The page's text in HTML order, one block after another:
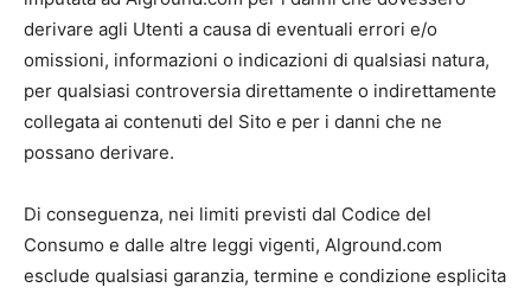
derivare agli Utenti a causa di eventuali errori e/o
omissioni, informazioni o indicazioni di qualsiasi natura,
per qualsiasi controversia direttamente o indirettamente
collegata ai contenuti del Sito e per i danni che ne
possano derivare.
Di conseguenza, nei limiti previsti dal Codice del
Consumo e dalle altre leggi vigenti, Alground.com
esclude qualsiasi garanzia, termine e condizione esplicita